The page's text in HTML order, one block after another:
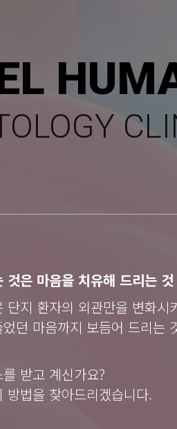
것은 마음을 치유해 드리는 것
단지 환자의 외관만을 변화시
던 마음까지 보듬어 드리는
받고 계신가요?
방법을 찾아드리겠습니다.